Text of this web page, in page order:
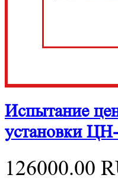
Испытание
установки
126000.00